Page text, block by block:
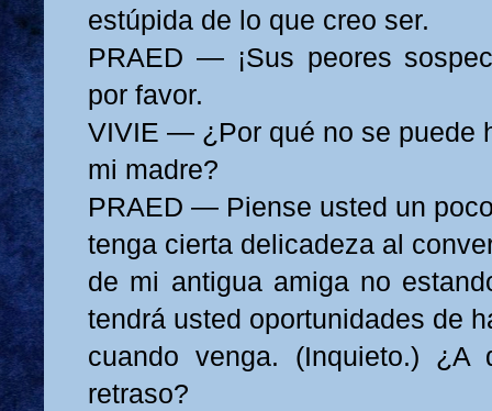
estúpida de lo que creo ser.
PRAED — ¡Sus peores
por favor.
VIVIE — ¿Por qué no se puede
mi madre?
PRAED — Piense usted un
tenga cierta delicadeza al
de mi antigua amiga no
tendrá usted oportunidades de
cuando venga. (Inquieto.)
retraso?